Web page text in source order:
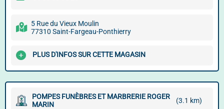
5 Rue du Vieux Moulin
77310 Saint-Fargeau-Ponthierry
PLUS D'INFOS SUR CETTE MAGASIN
POMPES FUNÈBRES ET MARBRERIE ROGER
MARIN
(3.1 km)